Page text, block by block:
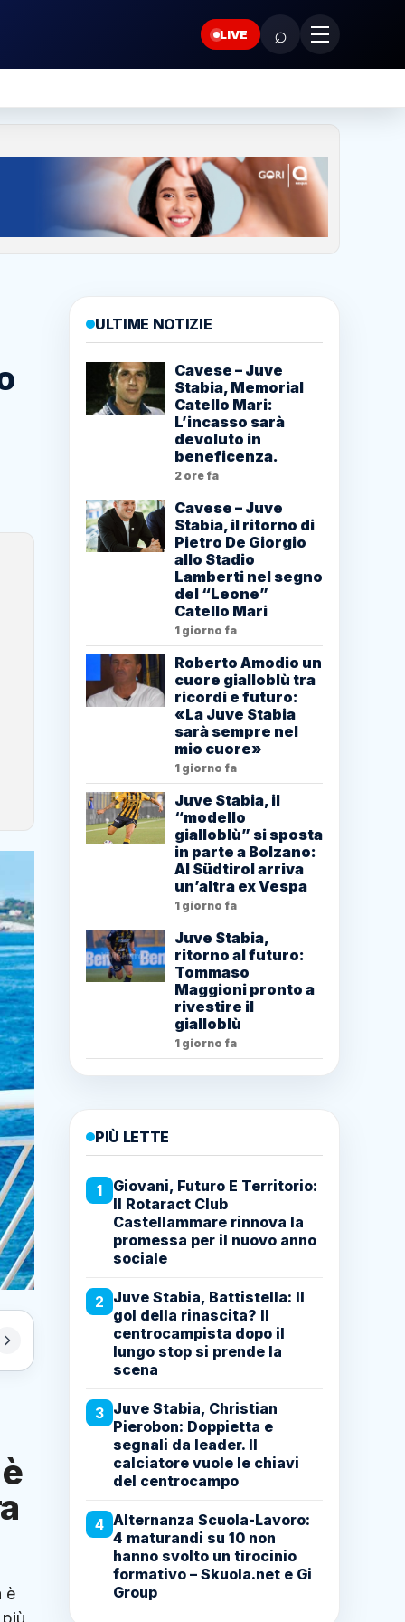
LIVE ⌕
è
ULTIME NOTIZIE
Cavese – Juve
Stabia, Memorial
Catello Mari:
L’incasso sarà
devoluto in
beneficenza.
2 ore fa
Cavese – Juve
Stabia, il ritorno di
Pietro De Giorgio
allo Stadio
Lamberti nel segno
del “Leone”
Catello Mari
1 giorno fa
Roberto Amodio un
cuore gialloblù tra
ricordi e futuro:
«La Juve Stabia
sarà sempre nel
mio cuore»
1 giorno fa
Juve Stabia, il
“modello
gialloblù” si sposta
in parte a Bolzano:
Al Südtirol arriva
un’altra ex Vespa
1 giorno fa
Juve Stabia,
ritorno al futuro:
Tommaso
Maggioni pronto a
rivestire il
gialloblù
1 giorno fa
PIÙ LETTE
1
Giovani, Futuro E Territorio:
Il Rotaract Club
Castellammare rinnova la
promessa per il nuovo anno
sociale
2 Juve Stabia, Battistella: Il
gol della rinascita? Il
centrocampista dopo il
lungo stop si prende la
scena
3 Juve Stabia, Christian
Pierobon: Doppietta e
segnali da leader. Il
calciatore vuole le chiavi
del centrocampo
4 Alternanza Scuola-Lavoro:
4 maturandi su 10 non
hanno svolto un tirocinio
formativo – Skuola.net e Gi
Group